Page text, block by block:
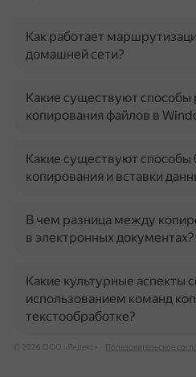
Как работает
домашней сети?
Какие существуют
копирования файлов в
Какие существуют способы
копирования и вставки
В чем разница между
в электронных документах?
Какие культурные аспекты
использованием команд
текстообработке?
© 2026 ООО «Яндекс» Пользовательское